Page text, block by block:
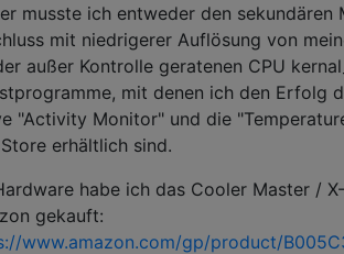
musste ich entweder den
mit niedrigerer Auflösung von
außer Kontrolle geratenen CPU
mit denen ich den Erfolg
"Activity Monitor" und die
erhältlich sind.
habe ich das Cooler Master /
gekauft:
www.amazon.com/gp/product/